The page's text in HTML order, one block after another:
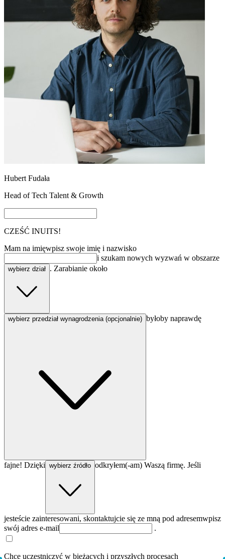
Hubert Fudała
Head of Tech Talent & Growth
CZEŚĆ INUITS!
Mam na imięwpisz swoje imię i nazwisko
i szukam nowych wyzwań w obszarze
wybierz dział . Zarabianie około
wybierz przedział wynagrodzenia (opcjonalnie) byłoby naprawdę
fajne! Dzięki wybierz źródło odkryłem(-am) Waszą firmę. Jeśli
jesteście zainteresowani, skontaktujcie się ze mną pod adresemwpisz
swój adres e-mail
.
Chcę uczestniczyć w bieżących i przyszłych procesach